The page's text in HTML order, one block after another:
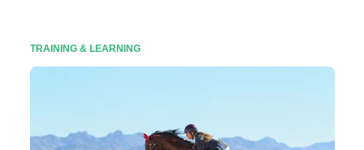
TRAINING & LEARNING